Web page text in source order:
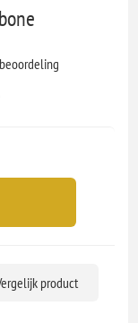
product